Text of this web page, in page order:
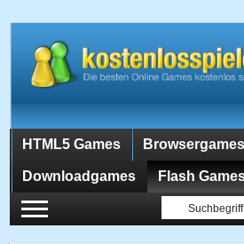
HTML5 Games Browsergames
Downloadgames Flash